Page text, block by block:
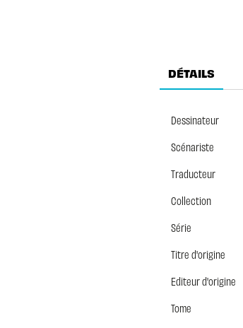
DÉTAILS
Dessinateur
Scénariste
Traducteur
Collection
Série
Titre d'origine
Editeur d'origine
Tome